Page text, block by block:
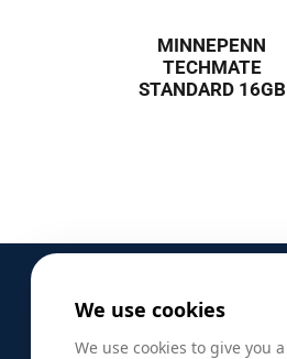
MINNEPENN
TECHMATE
STANDARD 16GB
We use cookies
We use cookies to give you